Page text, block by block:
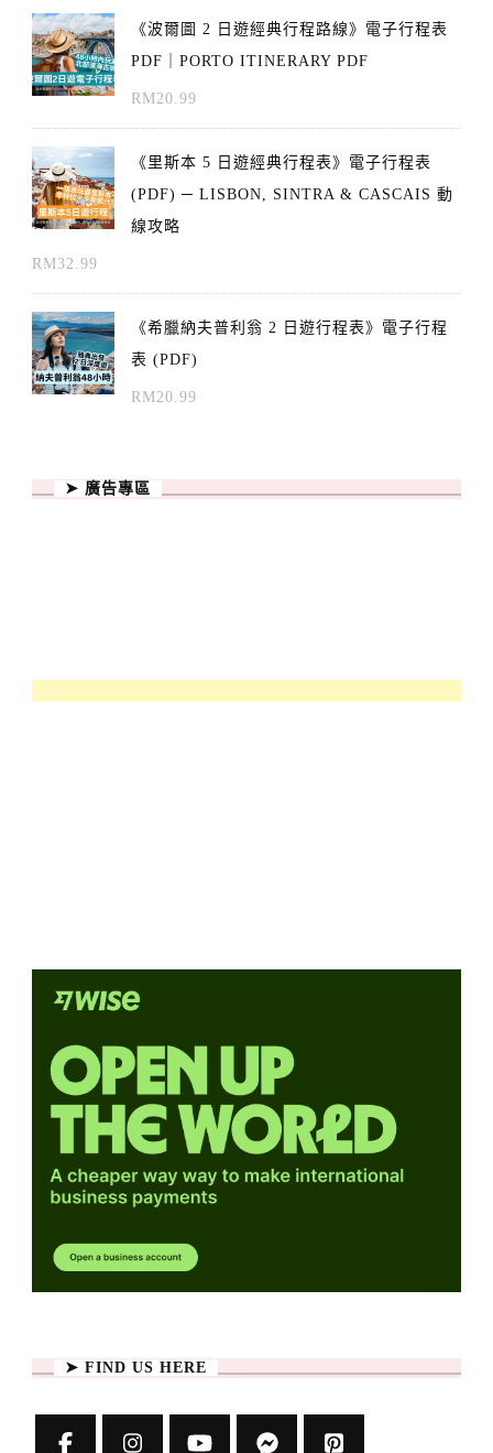
《波爾圖 2 日遊經典行程路線》電子行程表
PDF｜PORTO ITINERARY PDF
RM20.99
《里斯本 5 日遊經典行程表》電子行程表
(PDF) ─ LISBON, SINTRA & CASCAIS 動
線攻略
RM32.99
《希臘納夫普利翁 2 日遊行程表》電子行程
表 (PDF)
RM20.99
➤ 廣告專區
➤ FIND US HERE